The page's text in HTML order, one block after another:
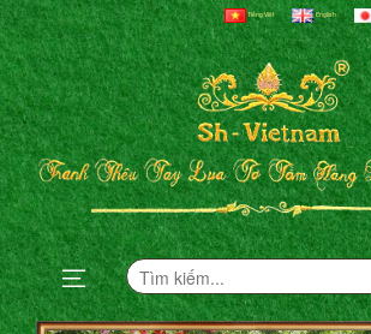
Tiếng Việt English